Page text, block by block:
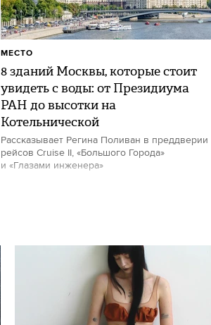
8 зданий Москвы, которые стоит
увидеть с воды: от Президиума
РАН до высотки на
Котельнической
Рассказывает Регина Поливан в преддверии
рейсов Cruise II, «Большого Города»
и «Глазами инженера»
МЕСТО